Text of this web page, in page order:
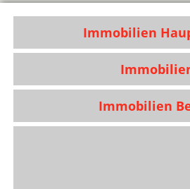
Immobilien
Immobilien